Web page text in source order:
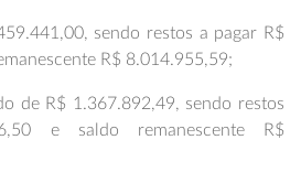
sendo restos a pagar R$
R$ 8.014.955,59;
de R$ 1.367.892,49, sendo restos
e saldo remanescente R$